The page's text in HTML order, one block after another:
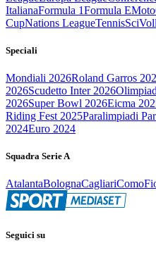
ItalianaFormula 1Formula E
CupNations LeagueTennisSci
Speciali
Mondiali 2026Roland Garros
2026Scudetto Inter 2026
2026Super Bowl 2026Eicma
Riding Fest 2025Paralimpiadi
2024Euro 2024
Squadra Serie A
AtalantaBolognaCagliariComo
Seguici su